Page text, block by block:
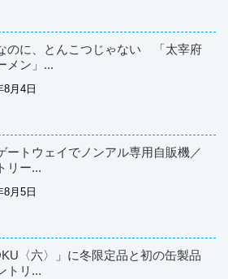
のに、とんこつじゃない 「太宰府
メン」...
8月4日
ートウェイでノンアル専用自販機／
リー...
8月5日
〈六〉」に冬限定品と初の缶製品
トリ...